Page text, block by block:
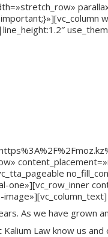
image»][vc_column_text]
As we have grown
Law know us and